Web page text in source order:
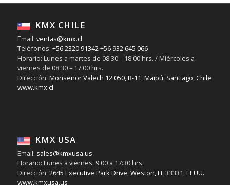
KMX CHILE
Email: ventas@kmx.cl
Teléfonos: +56 2320 91342+56 932 645 066
Horario: Lunes a martes de 08:30 – 18:00 hrs. / Miércoles a
viernes de 08:30 – 17:00 hrs.
Dirección: Monseñor Valech 12.050, B-11, Maipú. Santiago, Chile
www.kmx.cl
KMX USA
Email: sales@kmxusa.us
Horario: Lunes a viernes: 9:00 a 17:30 hrs.
Dirección: 2645 Executive Park Drive, Weston, FL 33331, EEUU.
www.kmxusa.us